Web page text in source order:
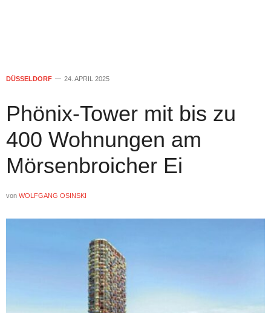
DÜSSELDORF 24. APRIL 2025
Phönix-Tower mit bis zu
400 Wohnungen am
Mörsenbroicher Ei
von WOLFGANG OSINSKI